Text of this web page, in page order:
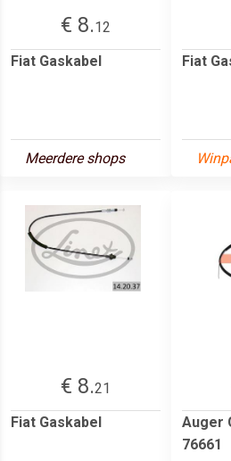
€ 8.12
Fiat Gaskabel
Meerdere shops
Fiat
€ 8.21
Fiat Gaskabel
Auger
76661